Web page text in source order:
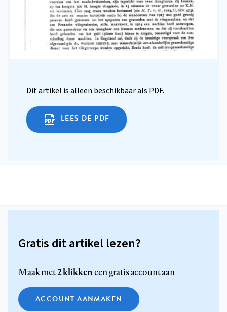
Dit artikel is alleen beschikbaar als PDF.
LEES DE PDF
Gratis dit artikel lezen?
Maak met2 klikkeneen gratis account aan
ACCOUNT AANMAKEN